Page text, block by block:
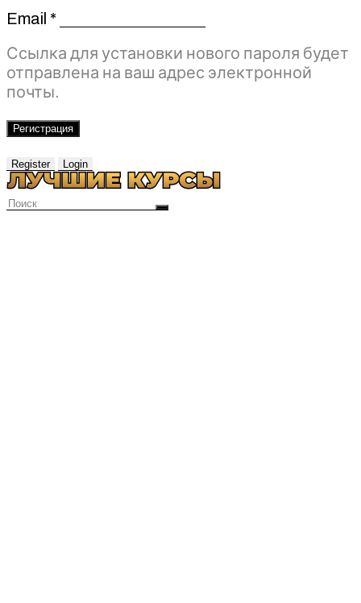
Email *Обязательно
Ссылка для установки нового пароля будет
отправлена ​​на ваш адрес электронной
почты.
Регистрация
Register Login